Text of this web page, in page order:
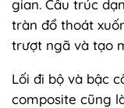
gian. Cấu trúc
tràn đổ thoát
trượt ngã và tạo
Lối đi bộ và bậc
composite cũng